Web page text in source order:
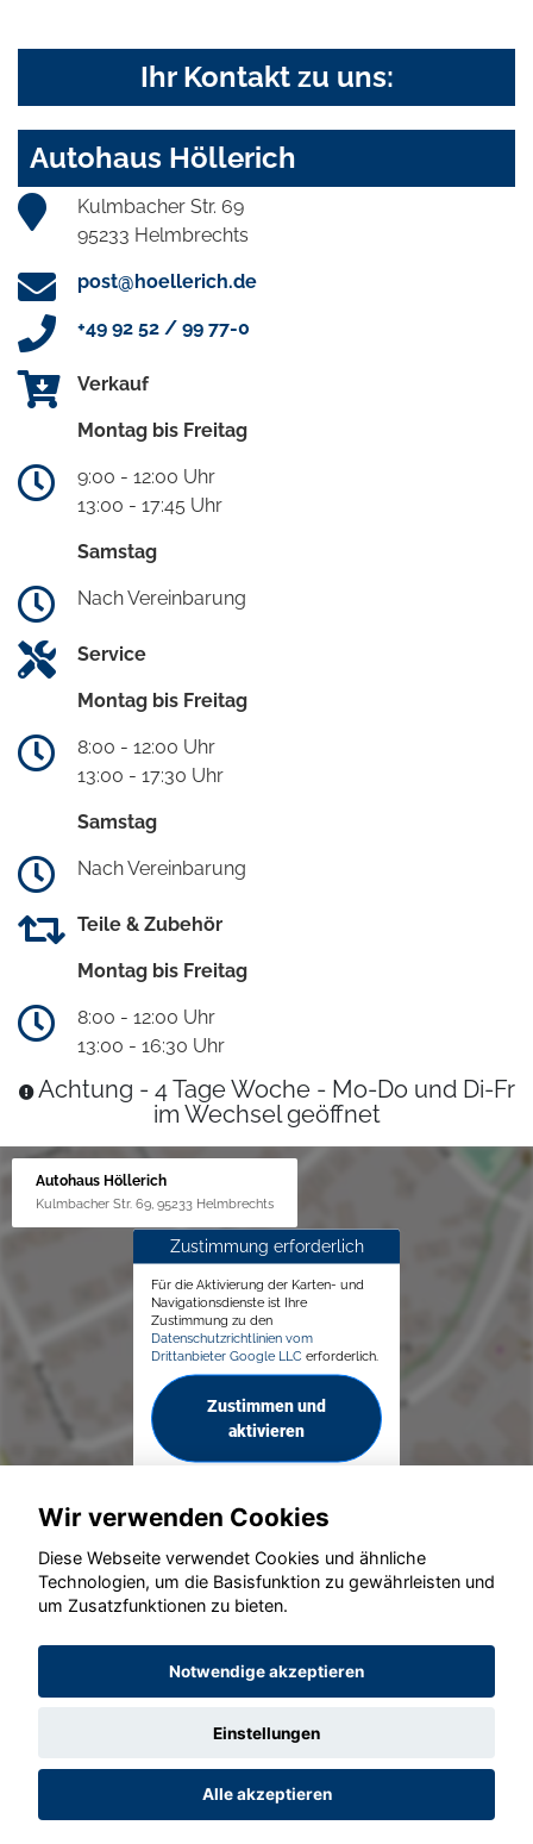
Ihr Kontakt zu uns:
Autohaus Höllerich
Kulmbacher Str. 69
95233 Helmbrechts
post@hoellerich.de
+49 92 52 / 99 77-0
Verkauf
Montag bis Freitag
9:00 - 12:00 Uhr
13:00 - 17:45 Uhr
Samstag
Nach Vereinbarung
Service
Montag bis Freitag
8:00 - 12:00 Uhr
13:00 - 17:30 Uhr
Samstag
Nach Vereinbarung
Teile & Zubehör
Montag bis Freitag
8:00 - 12:00 Uhr
13:00 - 16:30 Uhr
Achtung - 4 Tage Woche - Mo-Do und Di-Fr
im Wechsel geöffnet
Autohaus Höllerich
Kulmbacher Str. 69, 95233 Helmbrechts
Zustimmung erforderlich
Für die Aktivierung der Karten- und
Navigationsdienste ist Ihre
Zustimmung zu den
Datenschutzrichtlinien vom
Drittanbieter Google LLC erforderlich.
Zustimmen und
aktivieren
© konjunkturmotor.de GmbH 2020 - 2026
Wir verwenden Cookies
Diese Webseite verwendet Cookies und ähnliche
Technologien, um die Basisfunktion zu gewährleisten und
um Zusatzfunktionen zu bieten.
Notwendige akzeptieren
Einstellungen
Alle akzeptieren